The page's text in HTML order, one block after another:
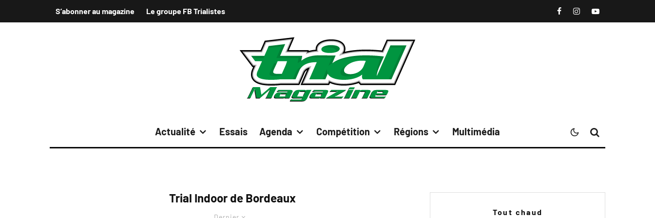
S’abonner au magazine Le groupe FB Trialistes
Actualité Essais Agenda Compétition Régions Multimédia
Trial Indoor de Bordeaux
Tout chaud